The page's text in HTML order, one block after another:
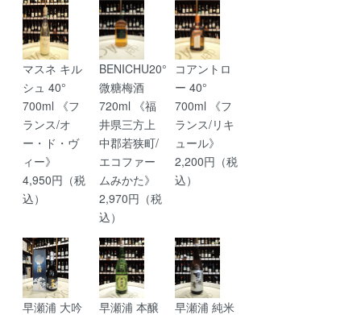
マスネ キル
シュ 40°
700ml 《フ
ランス/オ
ー・ド・ヴ
ィー》
4,950円（税
込）
BENICHU20°
微糖梅酒
720ml 《福
井県三方上
中郡若狭町/
エコファー
ムみかた》
2,970円（税
込）
コアントロ
ー 40°
700ml 《フ
ランス/リキ
ュール》
2,200円（税
込）
早瀬浦 大吟 早瀬浦 本醸 早瀬浦 純米